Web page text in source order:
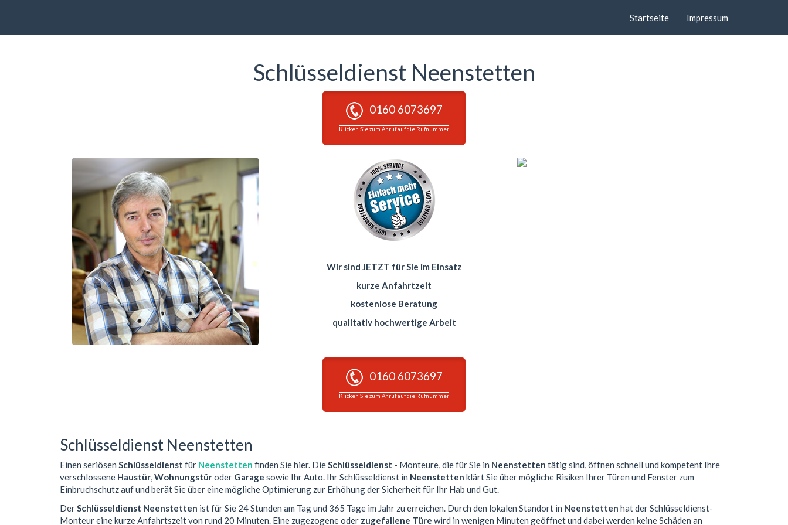
Startseite Impressum
Schlüsseldienst Neenstetten
0160 6073697
Klicken Sie zum Anruf auf die Rufnummer
Wir sind JETZT für Sie im Einsatz
kurze Anfahrtzeit
kostenlose Beratung
qualitativ hochwertige Arbeit
0160 6073697
Klicken Sie zum Anruf auf die Rufnummer
Schlüsseldienst Neenstetten
Einen seriösen Schlüsseldienst für Neenstetten finden Sie hier. DieSchlüsseldienst - Monteure, die für Sie in Neenstetten tätig sind, öffnen schnell und kompetent Ihre
verschlossene Haustür,Wohnungstüroder Garage sowie Ihr Auto. Ihr Schlüsseldienst in Neenstetten klärt Sie über mögliche Risiken Ihrer Türen und Fenster zum
Einbruchschutz auf und berät Sie über eine mögliche Optimierung zur Erhöhung der Sicherheit für Ihr Hab und Gut.
DerSchlüsseldienst Neenstetten ist für Sie 24 Stunden am Tag und 365 Tage im Jahr zu erreichen. Durch den lokalen Standort in Neenstetten hat der Schlüsseldienst-
Monteur eine kurze Anfahrtszeit von rund 20 Minuten. Eine zugezogene oder zugefallene Türe wird in wenigen Minuten geöffnet und dabei werden keine Schäden an